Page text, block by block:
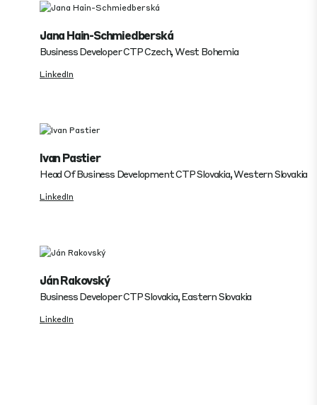
Jana Hain-Schmiedberská
Business Developer CTP Czech, West Bohemia
LinkedIn
Ivan Pastier
Head Of Business Development CTP Slovakia, Western Slovakia
LinkedIn
Ján Rakovský
Business Developer CTP Slovakia, Eastern Slovakia
LinkedIn